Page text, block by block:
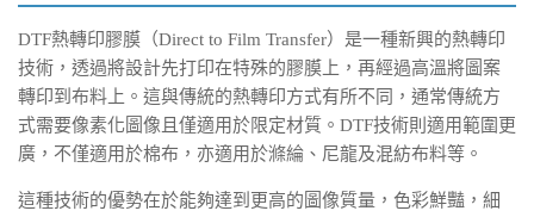
DTF熱轉印膠膜（Direct to Film Transfer）是一種新興的熱轉印
技術，透過將設計先打印在特殊的膠膜上，再經過高溫將圖案
轉印到布料上。這與傳統的熱轉印方式有所不同，通常傳統方
式需要像素化圖像且僅適用於限定材質。DTF技術則適用範圍更
廣，不僅適用於棉布，亦適用於滌綸、尼龍及混紡布料等。
這種技術的優勢在於能夠達到更高的圖像質量，色彩鮮豔，細